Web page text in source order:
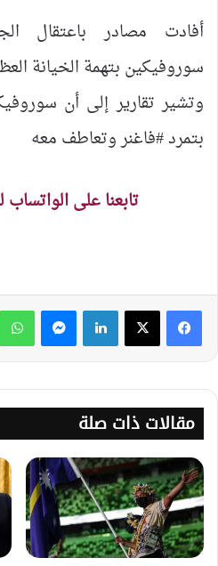
‏أفادت مصادر باعتقال
سوروفيكين بتهمة الخيانة
وتشير تقارير إلى أن
بتمرد ‎#فاغنر وتعاطف معه
تابعنا على الواتساب
لينكدإن ماسنجر
مقالات ذات صلة